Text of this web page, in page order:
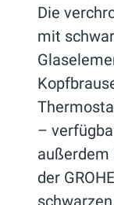
Die
mit
–
außerdem
der